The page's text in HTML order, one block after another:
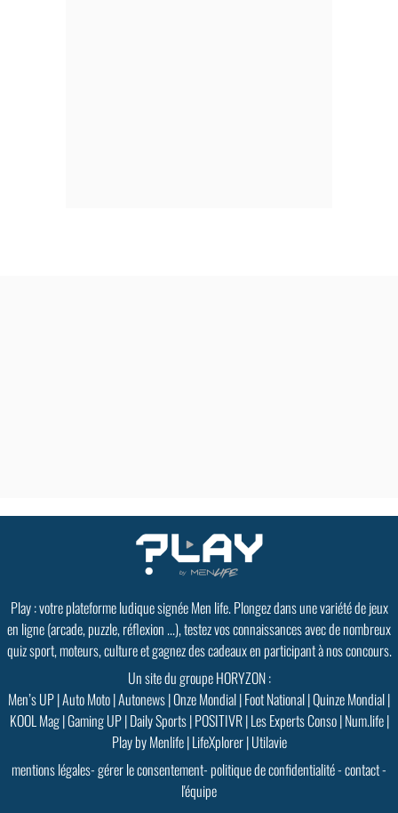
Play : votre plateforme ludique signée Men life. Plongez dans une variété de jeux
en ligne (arcade, puzzle, réflexion ...), testez vos connaissances avec de nombreux
quiz sport, moteurs, culture et gagnez des cadeaux en participant à nos concours.
Un site du groupe HORYZON :
Men’s UP|Auto Moto|Autonews|Onze Mondial|Foot National|Quinze Mondial|
KOOL Mag|Gaming UP|Daily Sports|POSITIVR|Les Experts Conso|Num.life|
Play by Menlife|LifeXplorer|Utilavie
mentions légales-gérer le consentement-politique de confidentialité-contact-
l'équipe